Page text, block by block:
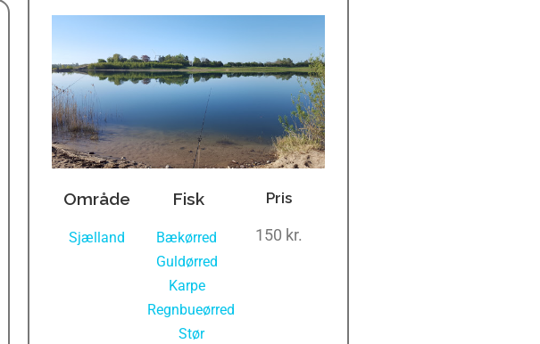
Område
Sjælland
Fisk
Bækørred
Guldørred
Karpe,
Regnbueørred
Stør
Pris
150 kr.